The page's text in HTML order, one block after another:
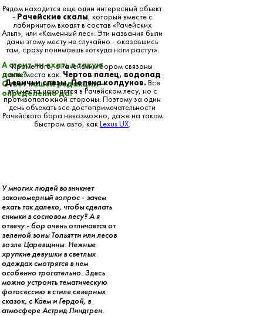
А стоит ли ехать в такую
даль?
Ответ нашей редакции —
определенно да!
У многих людей возникнет
закономерный вопрос - зачем
ехать так далеко, чтобы сделать
снимки в сосновом лесу? А я
отвечу - бор очень отличается от
зеленой зоны Тольятти или лесов
возле Царевщины. Нежные
хрупкие девушки в светлых
одеждах смотрятся в нем
особенно трогательно. Здесь
можно устроить тематическую
фотосессию в стиле северных
сказок, с Каем и Гердой, в
атмосфере Астрид Линдгрен.
Рядом находится еще один интересный объект
- Рачейские скалы, который вместе с
лабиринтом входят в состав «Рачейских
Альп», или «Каменный лес». Эти названия были
даны этому месту не случайно - оказавшись
там, сразу понимаешь «откуда ноги растут».
Кроме того, с Рачейским бором связаны
такие места как: Чертов палец, водопад
Девичьи слезы, Поляна колдунов. Все
эти места находятся в Рачейском лесу, но с
противоположной стороны. Поэтому за один
день объехать все достопримечательности
Рачейского бора невозможно, даже на таком
быстром авто, какLexus UX.